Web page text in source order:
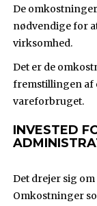
De
nødvendige for
virksomhed.
Det er de
fremstillingen af
vareforbruget.
INVESTED
Det drejer sig
Omkostninger